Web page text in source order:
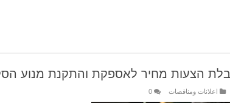
הצעות מחיר לאספקת והתקנת מנוע
اعلانات ومناقصات 0